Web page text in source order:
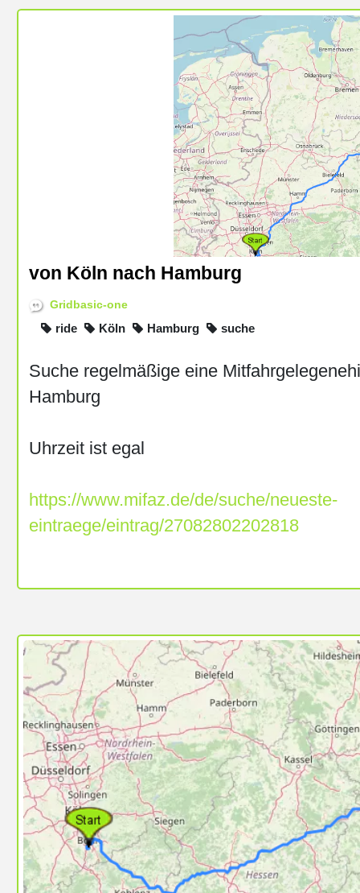
von Köln nach Hamburg
Gridbasic-one
ride Köln Hamburg suche
Suche regelmäßige eine
Hamburg
Uhrzeit ist egal
https://www.mifaz.de/de/suche/neueste-
eintraege/eintrag/27082802202818